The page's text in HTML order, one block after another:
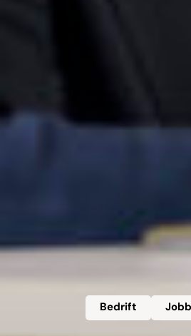
Bedrift